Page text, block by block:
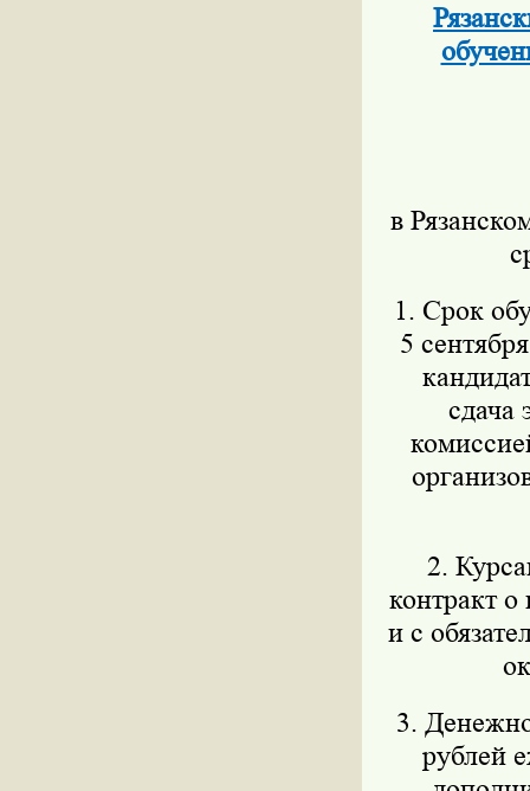
в
1. Срок
5
сдача
2.
контракт
и с
3.
рублей